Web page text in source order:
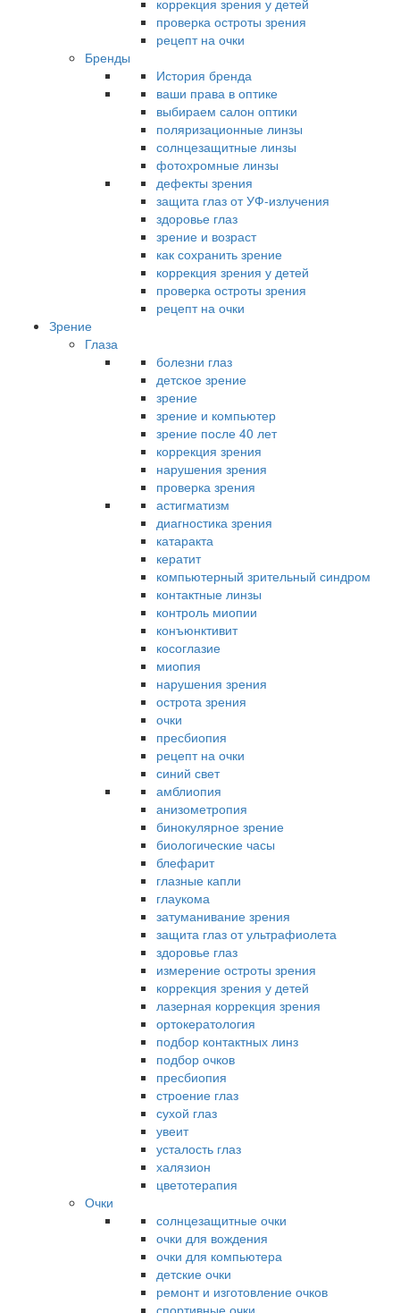
коррекция зрения у детей
проверка остроты зрения
рецепт на очки
Бренды
История бренда
ваши права в оптике
выбираем салон оптики
поляризационные линзы
солнцезащитные линзы
фотохромные линзы
дефекты зрения
защита глаз от УФ-излучения
здоровье глаз
зрение и возраст
как сохранить зрение
коррекция зрения у детей
проверка остроты зрения
рецепт на очки
Зрение
Глаза
болезни глаз
детское зрение
зрение
зрение и компьютер
зрение после 40 лет
коррекция зрения
нарушения зрения
проверка зрения
астигматизм
диагностика зрения
катаракта
кератит
компьютерный зрительный синдром
контактные линзы
контроль миопии
конъюнктивит
косоглазие
миопия
нарушения зрения
острота зрения
очки
пресбиопия
рецепт на очки
синий свет
амблиопия
анизометропия
бинокулярное зрение
биологические часы
блефарит
глазные капли
глаукома
затуманивание зрения
защита глаз от ультрафиолета
здоровье глаз
измерение остроты зрения
коррекция зрения у детей
лазерная коррекция зрения
ортокератология
подбор контактных линз
подбор очков
пресбиопия
строение глаз
сухой глаз
увеит
усталость глаз
халязион
цветотерапия
Очки
солнцезащитные очки
очки для вождения
очки для компьютера
детские очки
ремонт и изготовление очков